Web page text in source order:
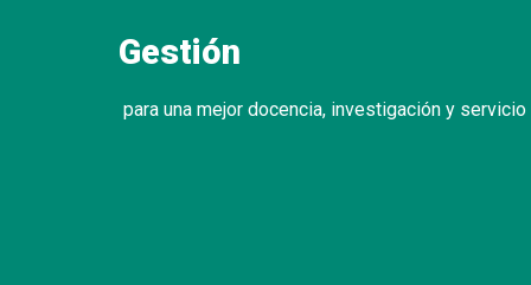
Gestión
para una mejor docencia, investigación y servicio